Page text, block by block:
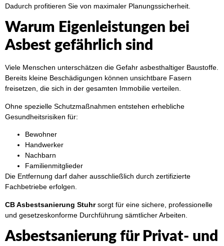
Dadurch profitieren Sie von maximaler Planungssicherheit.
Warum Eigenleistungen bei
Asbest gefährlich sind
Viele Menschen unterschätzen die Gefahr asbesthaltiger Baustoffe.
Bereits kleine Beschädigungen können unsichtbare Fasern
freisetzen, die sich in der gesamten Immobilie verteilen.
Ohne spezielle Schutzmaßnahmen entstehen erhebliche
Gesundheitsrisiken für:
Bewohner
Handwerker
Nachbarn
Familienmitglieder
Die Entfernung darf daher ausschließlich durch zertifizierte
Fachbetriebe erfolgen.
CB Asbestsanierung Stuhrsorgt für eine sichere, professionelle
und gesetzeskonforme Durchführung sämtlicher Arbeiten.
Asbestsanierung für Privat- und